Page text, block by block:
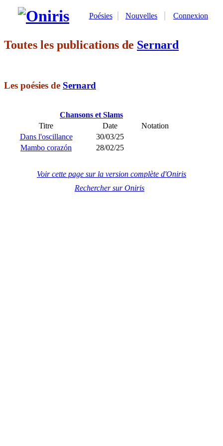
Poésies Nouvelles Connexion
Toutes les publications de Sernard
Les poésies de Sernard
Chansons et Slams
Titre
Date
Notation
Dans l'oscillance
30/03/25
Mambo corazón
28/02/25
Voir cette page sur la version complète d'Oniris
Rechercher sur Oniris